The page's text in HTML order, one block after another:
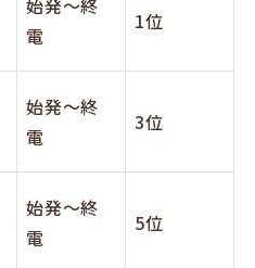
始発～終
電
1位
始発～終
電
3位
始発～終
電
5位